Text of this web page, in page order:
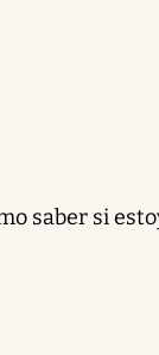
saber si